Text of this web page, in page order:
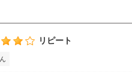
リピート